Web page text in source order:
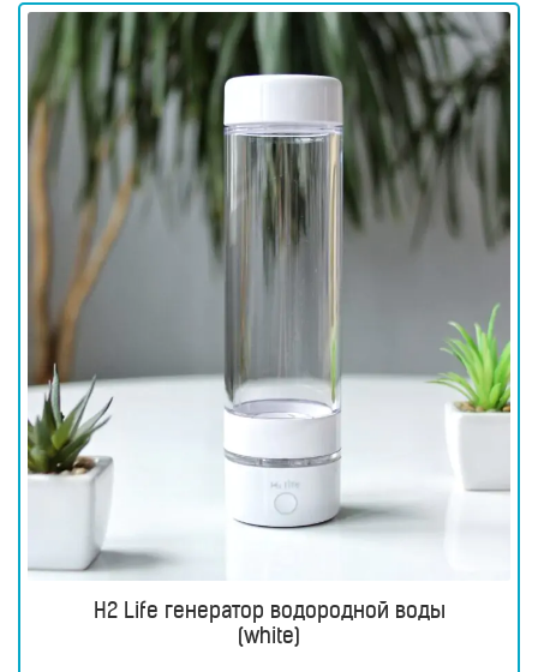
H2 Life генератор водородной воды
(white)